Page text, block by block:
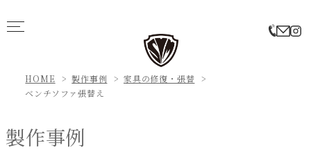
HOME 製作事例
家具の修復・張替
ベンチソファ張替え
製作事例